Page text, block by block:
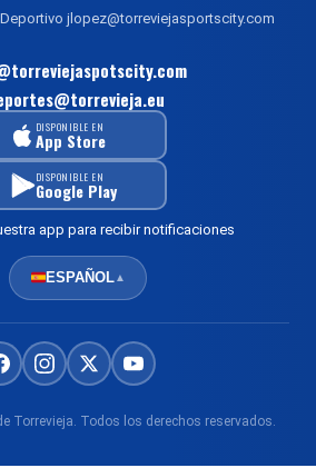
jlopez@torreviejasportscity.com
DISPONIBLE EN
App Store
DISPONIBLE EN
Google Play
app para recibir notificaciones
ESPAÑOL▲
Torrevieja. Todos los derechos reservados.